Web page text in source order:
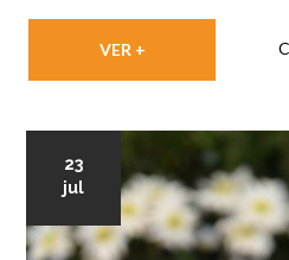
VER +
23
jul